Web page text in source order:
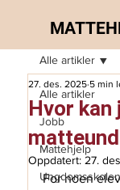
Alle artikler
Jobb
Mattehjelp
Alle artikler
Hvor
27. des. 2025 5 min
Oppdatert: 27.
For noen